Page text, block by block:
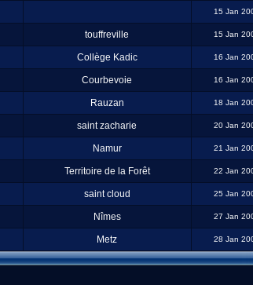
15 Jan
touffreville 15 Jan
Collège Kadic 16 Jan
Courbevoie 16 Jan
Rauzan 18 Jan
saint zacharie 20 Jan
Namur 21 Jan
Territoire de la Forêt 22 Jan
saint cloud 25 Jan
Nîmes 27 Jan
Metz 28 Jan